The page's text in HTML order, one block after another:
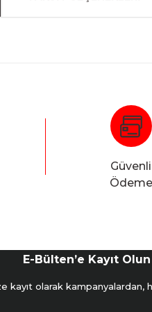
Güvenli
Ödeme
E-Bülten’e Kayıt Olun
kayıt olarak kampanyalardan,